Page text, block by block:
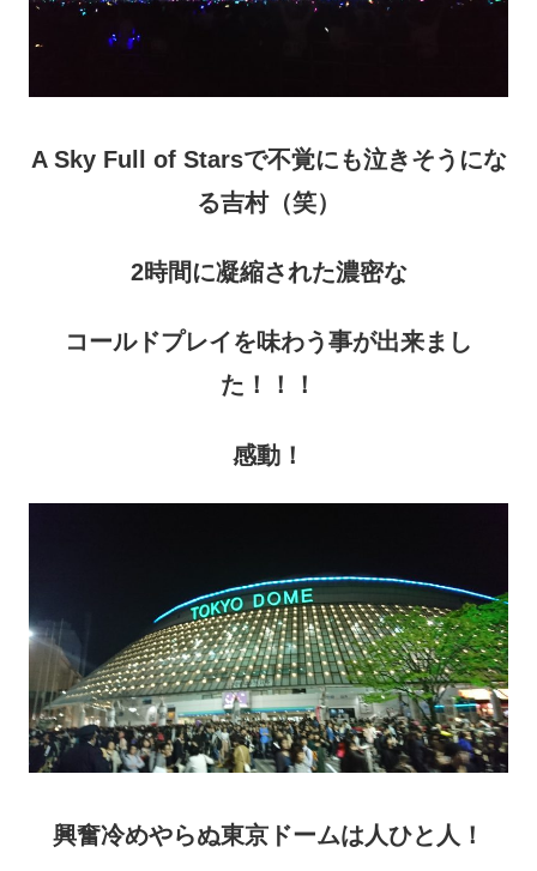
A Sky Full of Starsで不覚にも泣きそうにな
る吉村（笑）
2時間に凝縮された濃密な
コールドプレイを味わう事が出来まし
た！！！
感動！
興奮冷めやらぬ東京ドームは人ひと人！